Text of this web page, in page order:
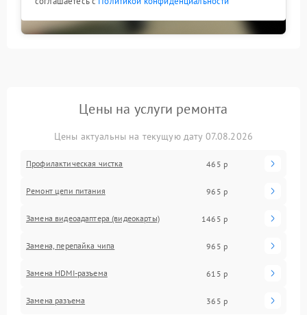
Цены на услуги ремонта
Цены актуальны на текущую дату 07.08.2026
Профилактическая чистка 465 р
Ремонт цепи питания 965 р
Замена видеоадаптера (видеокарты) 1465 р
Замена, перепайка чипа 965 р
Замена HDMI-разъема 615 р
Замена разъема 365 р